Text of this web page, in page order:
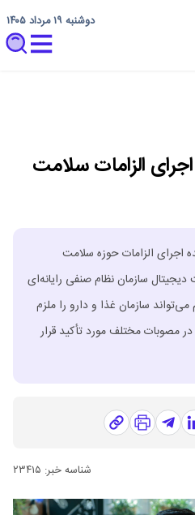
دوشنبه ۱۹ مرداد ۱۴۰۵
الزامات سلامت
اجرای الزامات حوزه سلامت
سازمان نظام صنفی رایانه‌ای
سازمان غذا و دارو را ملزم
مصوبات مختلف مورد تأکید قرار
شناسه خبر: ۲۳۴۱۵